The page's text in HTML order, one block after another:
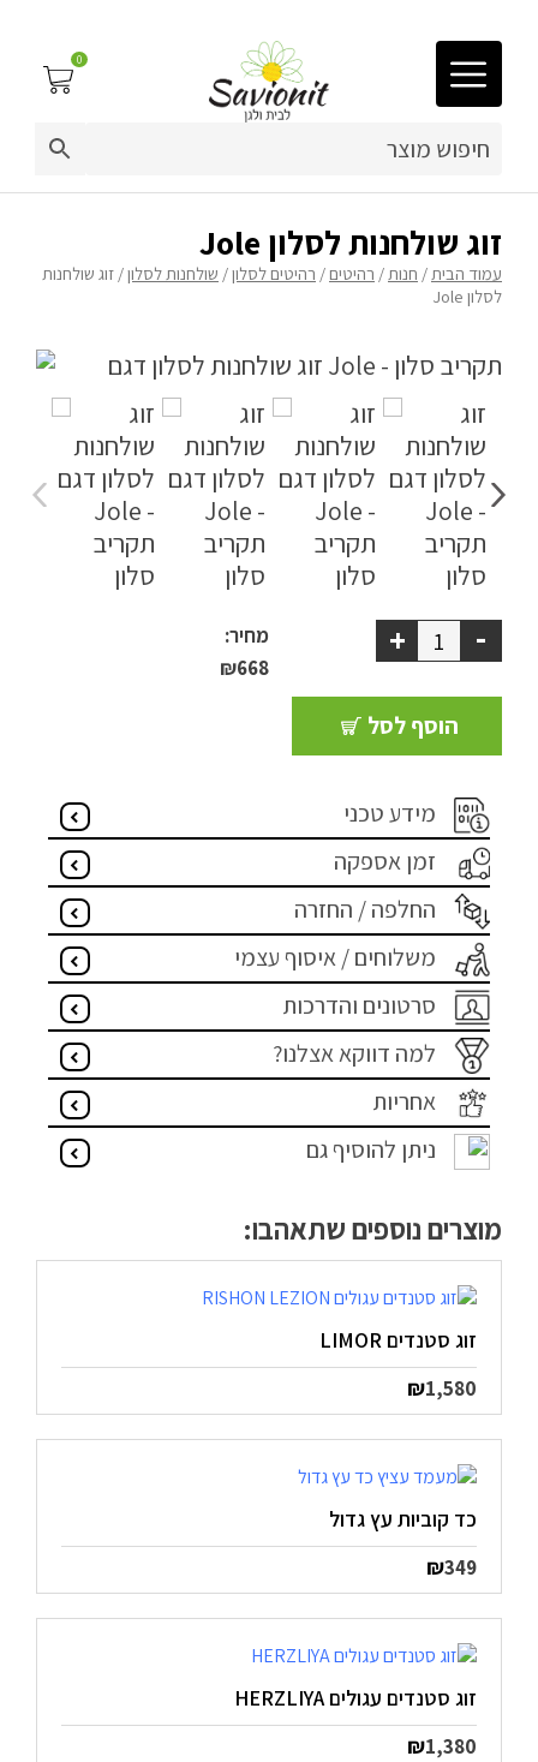
03-9212883
ריפוד לריהוט גן
פינות זולה
ריהוט גן
מערכות ישיבה וריהוט
כריות נוי
ריהוט למרפסת
ריהוט לבית
עודפים
אודות
טיפים והמלצות
עבודות אחרונות
צור קשר
הצהרת נגישות
התחבר / הרשם
0
זוג שולחנות לסלון Jole
עמוד הבית/ חנות/ רהיטים / רהיטים לסלון/ שולחנות לסלון/ זוג שולחנות
לסלון Jole
-
+
מחיר:
₪668
הוסף לסל
מידע טכני
זמן אספקה
החלפה / החזרה
משלוחים / איסוף עצמי
סרטונים והדרכות
למה דווקא אצלנו?
אחריות
ניתן להוסיף גם
מוצרים נוספים שתאהבו:
זוג סטנדים LIMOR
₪1,580
כד קוביות עץ גדול
₪349
זוג סטנדים עגולים HERZLIYA
₪1,380